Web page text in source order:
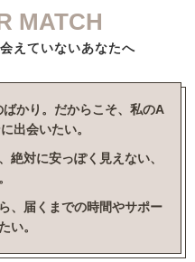
MATCH
えていないあなたへ
かり。だからこそ、私のA
出会いたい。
絶対に安っぽく見えない、
、届くまでの時間やサポー
い。